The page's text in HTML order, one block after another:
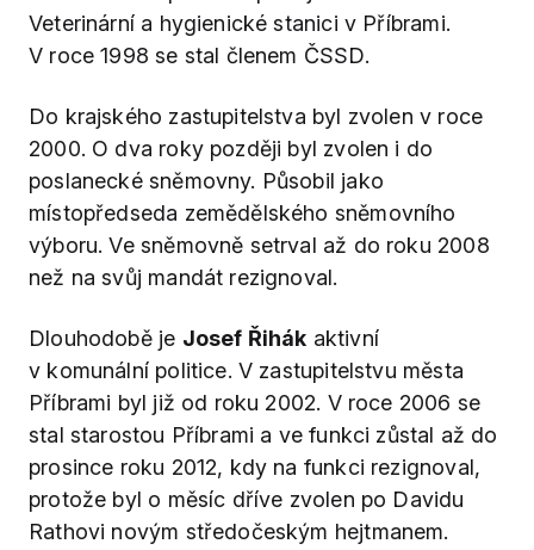
Veterinární a hygienické stanici v Příbrami.
V roce 1998 se stal členem ČSSD.
Do krajského zastupitelstva byl zvolen v roce
2000. O dva roky později byl zvolen i do
poslanecké sněmovny. Působil jako
místopředseda zemědělského sněmovního
výboru. Ve sněmovně setrval až do roku 2008
než na svůj mandát rezignoval.
Dlouhodobě je Josef Řihák aktivní
v komunální politice. V zastupitelstvu města
Příbrami byl již od roku 2002. V roce 2006 se
stal starostou Příbrami a ve funkci zůstal až do
prosince roku 2012, kdy na funkci rezignoval,
protože byl o měsíc dříve zvolen po Davidu
Rathovi novým středočeským hejtmanem.